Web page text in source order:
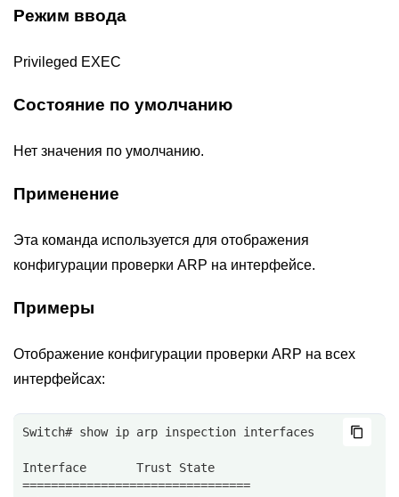
Режим ввода
Privileged EXEC
Состояние по умолчанию
Нет значения по умолчанию.
Применение
Эта команда используется для отображения
конфигурации проверки ARP на интерфейсе.
Примеры
Отображение конфигурации проверки ARP на всех
интерфейсах:
Switch# show ip arp inspection interfaces
Interface       Trust State
================================